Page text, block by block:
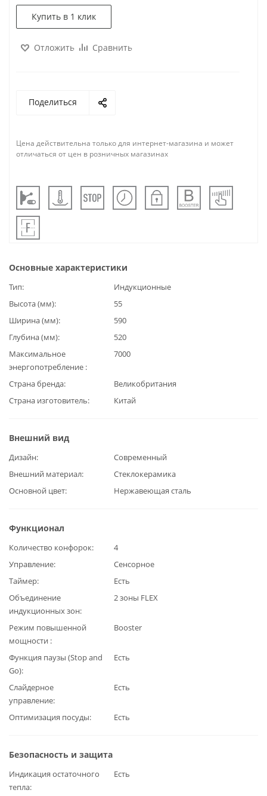
Купить в 1 клик
Отложить Сравнить
Поделиться
Цена действительна только для интернет-магазина и может
отличаться от цен в розничных магазинах
Основные характеристики
Тип
Индукционные
Высота (мм)
55
Ширина (мм)
590
Глубина (мм)
520
Максимальное
энергопотребление
7000
Страна бренда
Великобритания
Страна изготовитель
Китай
Внешний вид
Дизайн
Современный
Внешний материал
Стеклокерамика
Основной цвет
Нержавеющая сталь
Функционал
Количество конфорок
4
Управление
Сенсорное
Таймер
Есть
Объединение
индукционных зон
2 зоны FLEX
Режим повышенной
мощности
Booster
Функция паузы (Stop and
Go)
Есть
Слайдерное
управление
Есть
Оптимизация посуды Есть
Безопасность и защита
Индикация остаточного
тепла
Есть